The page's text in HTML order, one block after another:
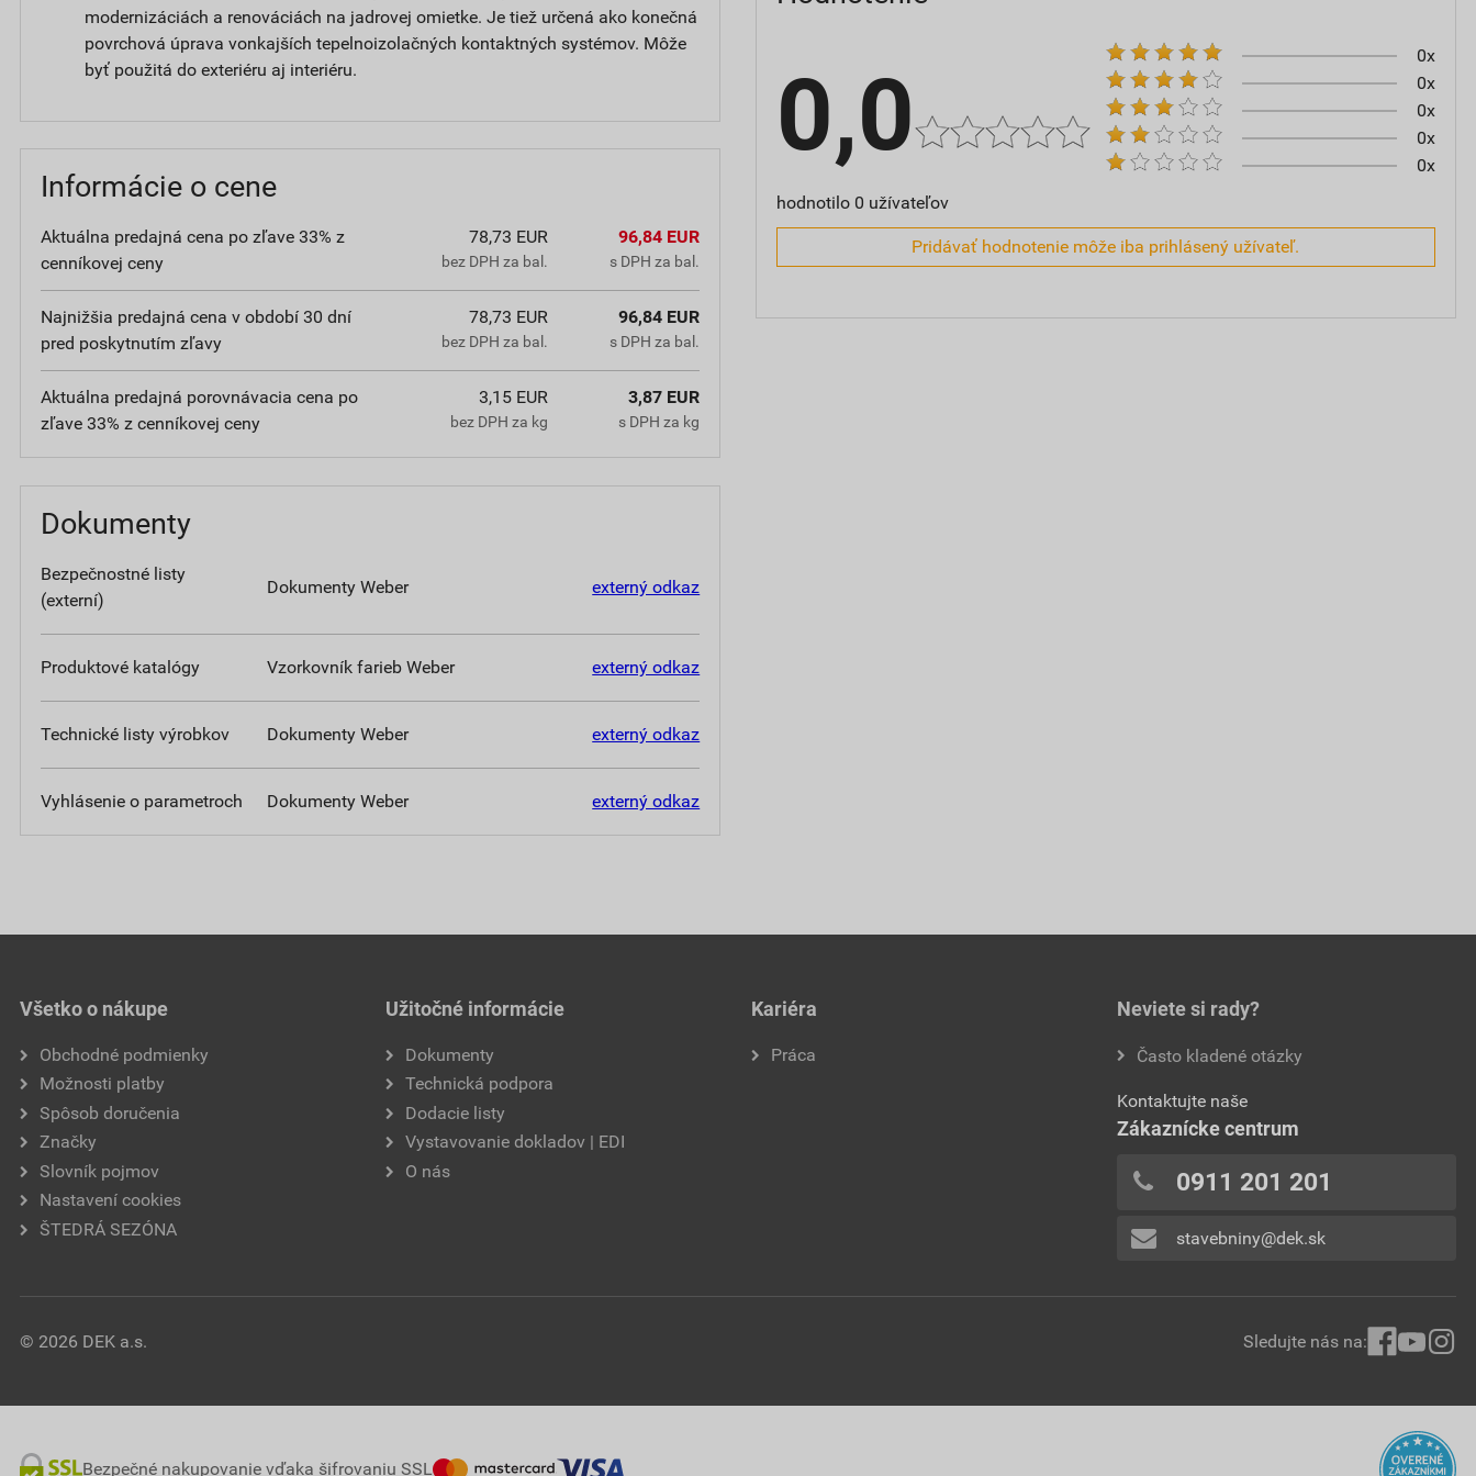
modernizáciách a renováciách na jadrovej omietke. Je tiež určená ako konečná
povrchová úprava vonkajších tepelnoizolačných kontaktných systémov. Môže
byť použitá do exteriéru aj interiéru.
Informácie o cene
Aktuálna predajná cena po zľave 33% z
cenníkovej ceny
78,73 EUR
bez DPH za bal.
96,84 EUR
s DPH za bal.
Najnižšia predajná cena v období 30 dní
pred poskytnutím zľavy
78,73 EUR
bez DPH za bal.
96,84 EUR
s DPH za bal.
Aktuálna predajná porovnávacia cena po
zľave 33% z cenníkovej ceny
3,15 EUR
bez DPH za kg
3,87 EUR
s DPH za kg
Dokumenty
Bezpečnostné listy
(externí)
Dokumenty Weber externý odkaz
Produktové katalógy Vzorkovník farieb Weber externý odkaz
Technické listy výrobkov Dokumenty Weber externý odkaz
Vyhlásenie o parametroch Dokumenty Weber externý odkaz
0,0
hodnotilo 0 užívateľov
0x
0x
0x
0x
0x
Pridávať hodnotenie môže iba prihlásený užívateľ.
Všetko o nákupe
Obchodné podmienky
Možnosti platby
Spôsob doručenia
Značky
Slovník pojmov
Nastavení cookies
ŠTEDRÁ SEZÓNA
Užitočné informácie
Dokumenty
Technická podpora
Dodacie listy
Vystavovanie dokladov | EDI
O nás
Kariéra
Práca
Neviete si rady?
Často kladené otázky
Kontaktujte naše
Zákaznícke centrum
0911 201 201
stavebniny@dek.sk
© 2026 DEK a.s. Sledujte nás na:
Bezpečné nakupovanie vďaka šifrovaniu SSL